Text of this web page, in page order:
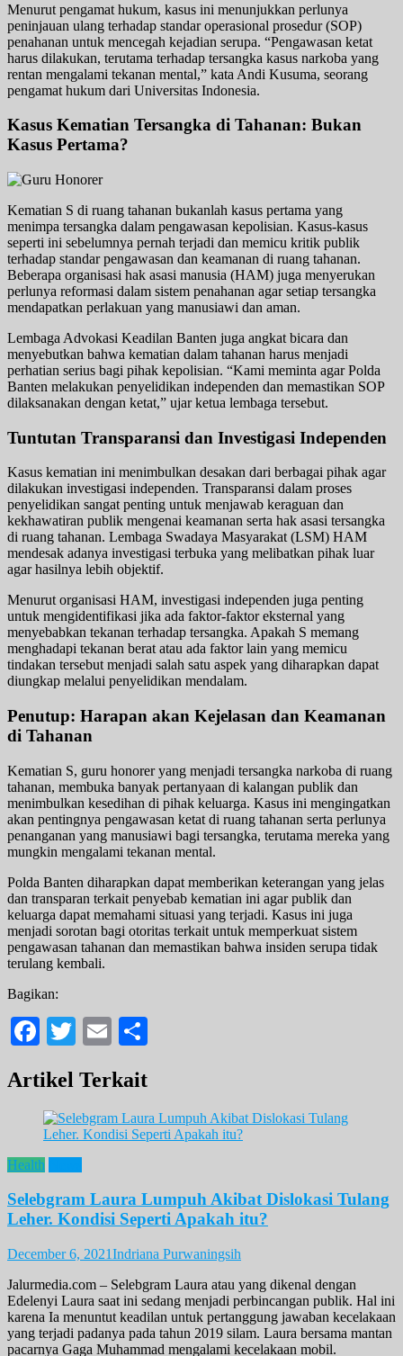
Menurut pengamat hukum, kasus ini menunjukkan perlunya
peninjauan ulang terhadap standar operasional prosedur (SOP)
penahanan untuk mencegah kejadian serupa. “Pengawasan ketat
harus dilakukan, terutama terhadap tersangka kasus narkoba yang
rentan mengalami tekanan mental,” kata Andi Kusuma, seorang
pengamat hukum dari Universitas Indonesia.
Kasus Kematian Tersangka di Tahanan: Bukan
Kasus Pertama?
Kematian S di ruang tahanan bukanlah kasus pertama yang
menimpa tersangka dalam pengawasan kepolisian. Kasus-kasus
seperti ini sebelumnya pernah terjadi dan memicu kritik publik
terhadap standar pengawasan dan keamanan di ruang tahanan.
Beberapa organisasi hak asasi manusia (HAM) juga menyerukan
perlunya reformasi dalam sistem penahanan agar setiap tersangka
mendapatkan perlakuan yang manusiawi dan aman.
Lembaga Advokasi Keadilan Banten juga angkat bicara dan
menyebutkan bahwa kematian dalam tahanan harus menjadi
perhatian serius bagi pihak kepolisian. “Kami meminta agar Polda
Banten melakukan penyelidikan independen dan memastikan SOP
dilaksanakan dengan ketat,” ujar ketua lembaga tersebut.
Tuntutan Transparansi dan Investigasi Independen
Kasus kematian ini menimbulkan desakan dari berbagai pihak agar
dilakukan investigasi independen. Transparansi dalam proses
penyelidikan sangat penting untuk menjawab keraguan dan
kekhawatiran publik mengenai keamanan serta hak asasi tersangka
di ruang tahanan. Lembaga Swadaya Masyarakat (LSM) HAM
mendesak adanya investigasi terbuka yang melibatkan pihak luar
agar hasilnya lebih objektif.
Menurut organisasi HAM, investigasi independen juga penting
untuk mengidentifikasi jika ada faktor-faktor eksternal yang
menyebabkan tekanan terhadap tersangka. Apakah S memang
menghadapi tekanan berat atau ada faktor lain yang memicu
tindakan tersebut menjadi salah satu aspek yang diharapkan dapat
diungkap melalui penyelidikan mendalam.
Penutup: Harapan akan Kejelasan dan Keamanan
di Tahanan
Kematian S, guru honorer yang menjadi tersangka narkoba di ruang
tahanan, membuka banyak pertanyaan di kalangan publik dan
menimbulkan kesedihan di pihak keluarga. Kasus ini mengingatkan
akan pentingnya pengawasan ketat di ruang tahanan serta perlunya
penanganan yang manusiawi bagi tersangka, terutama mereka yang
mungkin mengalami tekanan mental.
Polda Banten diharapkan dapat memberikan keterangan yang jelas
dan transparan terkait penyebab kematian ini agar publik dan
keluarga dapat memahami situasi yang terjadi. Kasus ini juga
menjadi sorotan bagi otoritas terkait untuk memperkuat sistem
pengawasan tahanan dan memastikan bahwa insiden serupa tidak
terulang kembali.
Bagikan:
Facebook
TwitterEmail
Artikel Terkait
Health
Selebgram Laura Lumpuh Akibat Dislokasi Tulang
Leher. Kondisi Seperti Apakah itu?
December 6, 2021Indriana Purwaningsih
Jalurmedia.com – Selebgram Laura atau yang dikenal dengan
Edelenyi Laura saat ini sedang menjadi perbincangan publik. Hal ini
karena Ia menuntut keadilan untuk pertanggung jawaban kecelakaan
yang terjadi padanya pada tahun 2019 silam. Laura bersama mantan
pacarnya Gaga Muhammad mengalami kecelakaan mobil.